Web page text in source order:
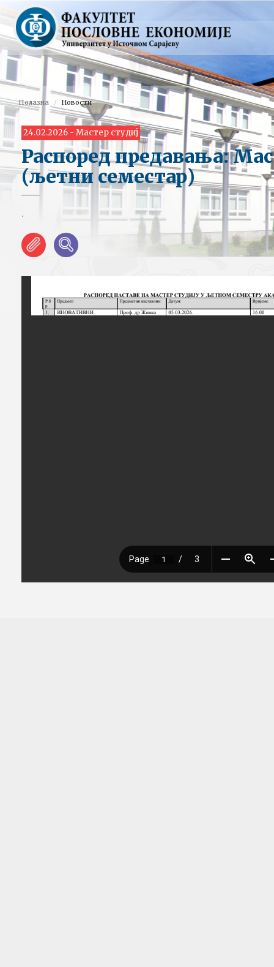
Полазна Новости
24.02.2026 - Мастер студиј
Распоред предавања:
(љетни семестар)
.